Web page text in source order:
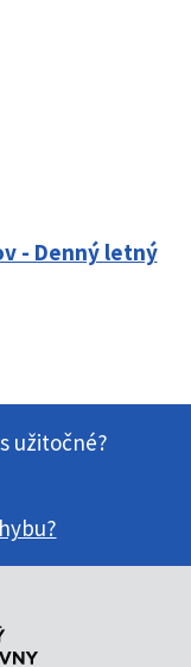
- Denný letný
užitočné?